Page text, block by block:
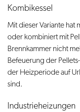
Kombikessel
Mit dieser Variante hat
oder kombiniert mit
Brennkammer nicht
Befeuerung der
der Heizperiode auf
sind.
Industrieheizungen